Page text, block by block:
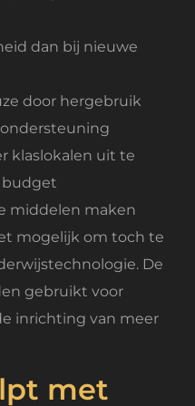
dan bij nieuwe
door hergebruik
klaslokalen uit te
budget
middelen maken
mogelijk om toch te
De
gebruikt voor
inrichting van meer
met